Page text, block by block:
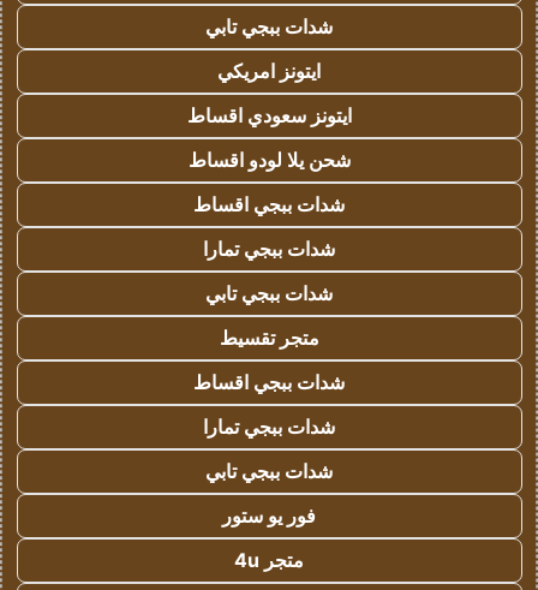
شدات ببجي تابي
ايتونز امريكي
ايتونز سعودي اقساط
شحن يلا لودو اقساط
شدات ببجي اقساط
شدات ببجي تمارا
شدات ببجي تابي
متجر تقسيط
شدات ببجي اقساط
شدات ببجي تمارا
شدات ببجي تابي
فور يو ستور
متجر 4u